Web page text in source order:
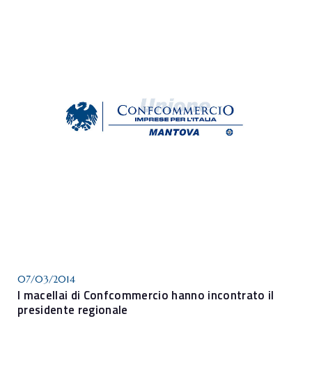
07/03/2014
I macellai di Confcommercio hanno incontrato il
presidente regionale